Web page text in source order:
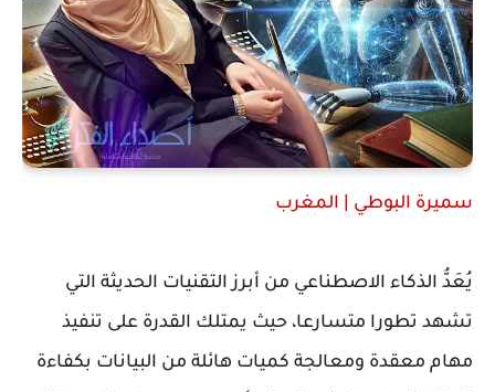
سميرة البوطي | المغرب
يُعَدُّ الذكاء الاصطناعي من أبرز التقنيات الحديثة التي
تشهد تطورا متسارعا، حيث يمتلك القدرة على تنفيذ
مهام معقدة ومعالجة كميات هائلة من البيانات بكفاءة